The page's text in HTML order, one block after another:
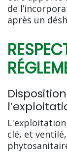
de
après un
clé, et